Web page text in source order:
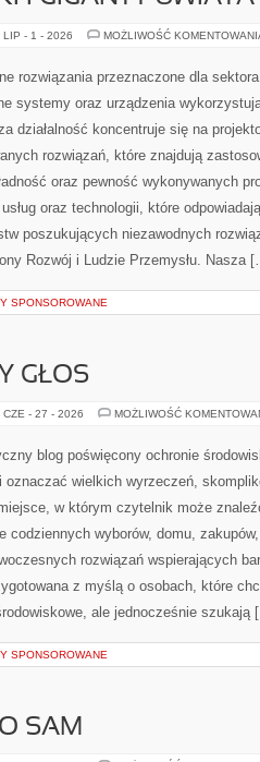
LIP - 1 - 2026 MOŻLIWOŚĆ
rozwiązania przeznaczone dla
systemy oraz urządzenia
działalność koncentruje się na
rozwiązań, które znajdują
oraz pewność wykonywanych
oraz technologii, które
poszukujących niezawodnych
Rozwój i Ludzie Przemysłu. Nasza
SPONSOROWANE
GŁOS
CZE - 27 - 2026 MOŻLIWOŚĆ
blog poświęcony ochronie
oznaczać wielkich wyrzeczeń,
w którym czytelnik może
codziennych wyborów, domu,
rozwiązań wspierających
z myślą o osobach, które
ale jednocześnie
SPONSOROWANE
SAM